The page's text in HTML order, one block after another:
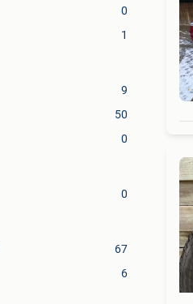
0
1
9
50
0
0
67
6